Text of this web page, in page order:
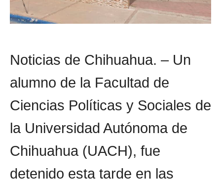
Noticias de Chihuahua. – Un
alumno de la Facultad de
Ciencias Políticas y Sociales de
la Universidad Autónoma de
Chihuahua (UACH), fue
detenido esta tarde en las